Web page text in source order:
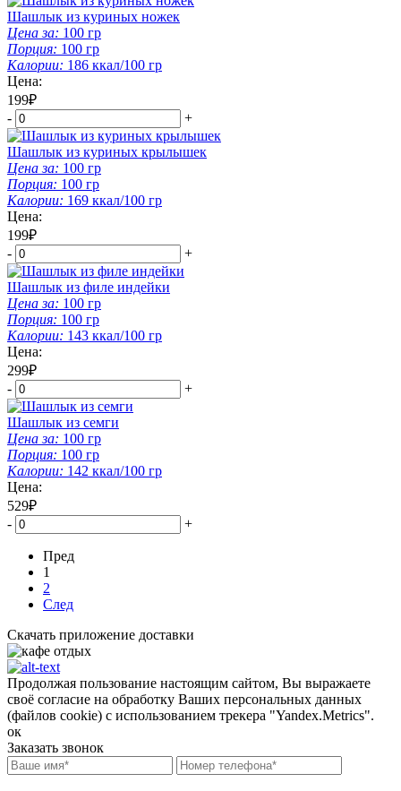
Шашлык из куриных ножек
Цена за: 100 гр
Порция: 100 гр
Калории: 186 ккал/100 гр
Цена:
199₽
-
+
Шашлык из куриных крылышек
Цена за: 100 гр
Порция: 100 гр
Калории: 169 ккал/100 гр
Цена:
199₽
-
+
Шашлык из филе индейки
Цена за: 100 гр
Порция: 100 гр
Калории: 143 ккал/100 гр
Цена:
299₽
-
+
Шашлык из семги
Цена за: 100 гр
Порция: 100 гр
Калории: 142 ккал/100 гр
Цена:
529₽
-
+
Пред
1
2
След
Скачать приложение доставки
Продолжая пользование настоящим сайтом, Вы выражаете
своё согласие на обработку Ваших персональных данных
(файлов cookie) с использованием трекера "Yandex.Metrics".
ок
Заказать звонок